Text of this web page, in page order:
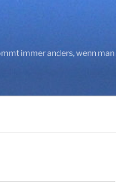
immer anders, wenn man